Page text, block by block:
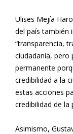
Ulises Mejía
del país también
“transparencia,
ciudadanía,
permanente
credibilidad a la
estas acciones
credibilidad de la
Asimismo,